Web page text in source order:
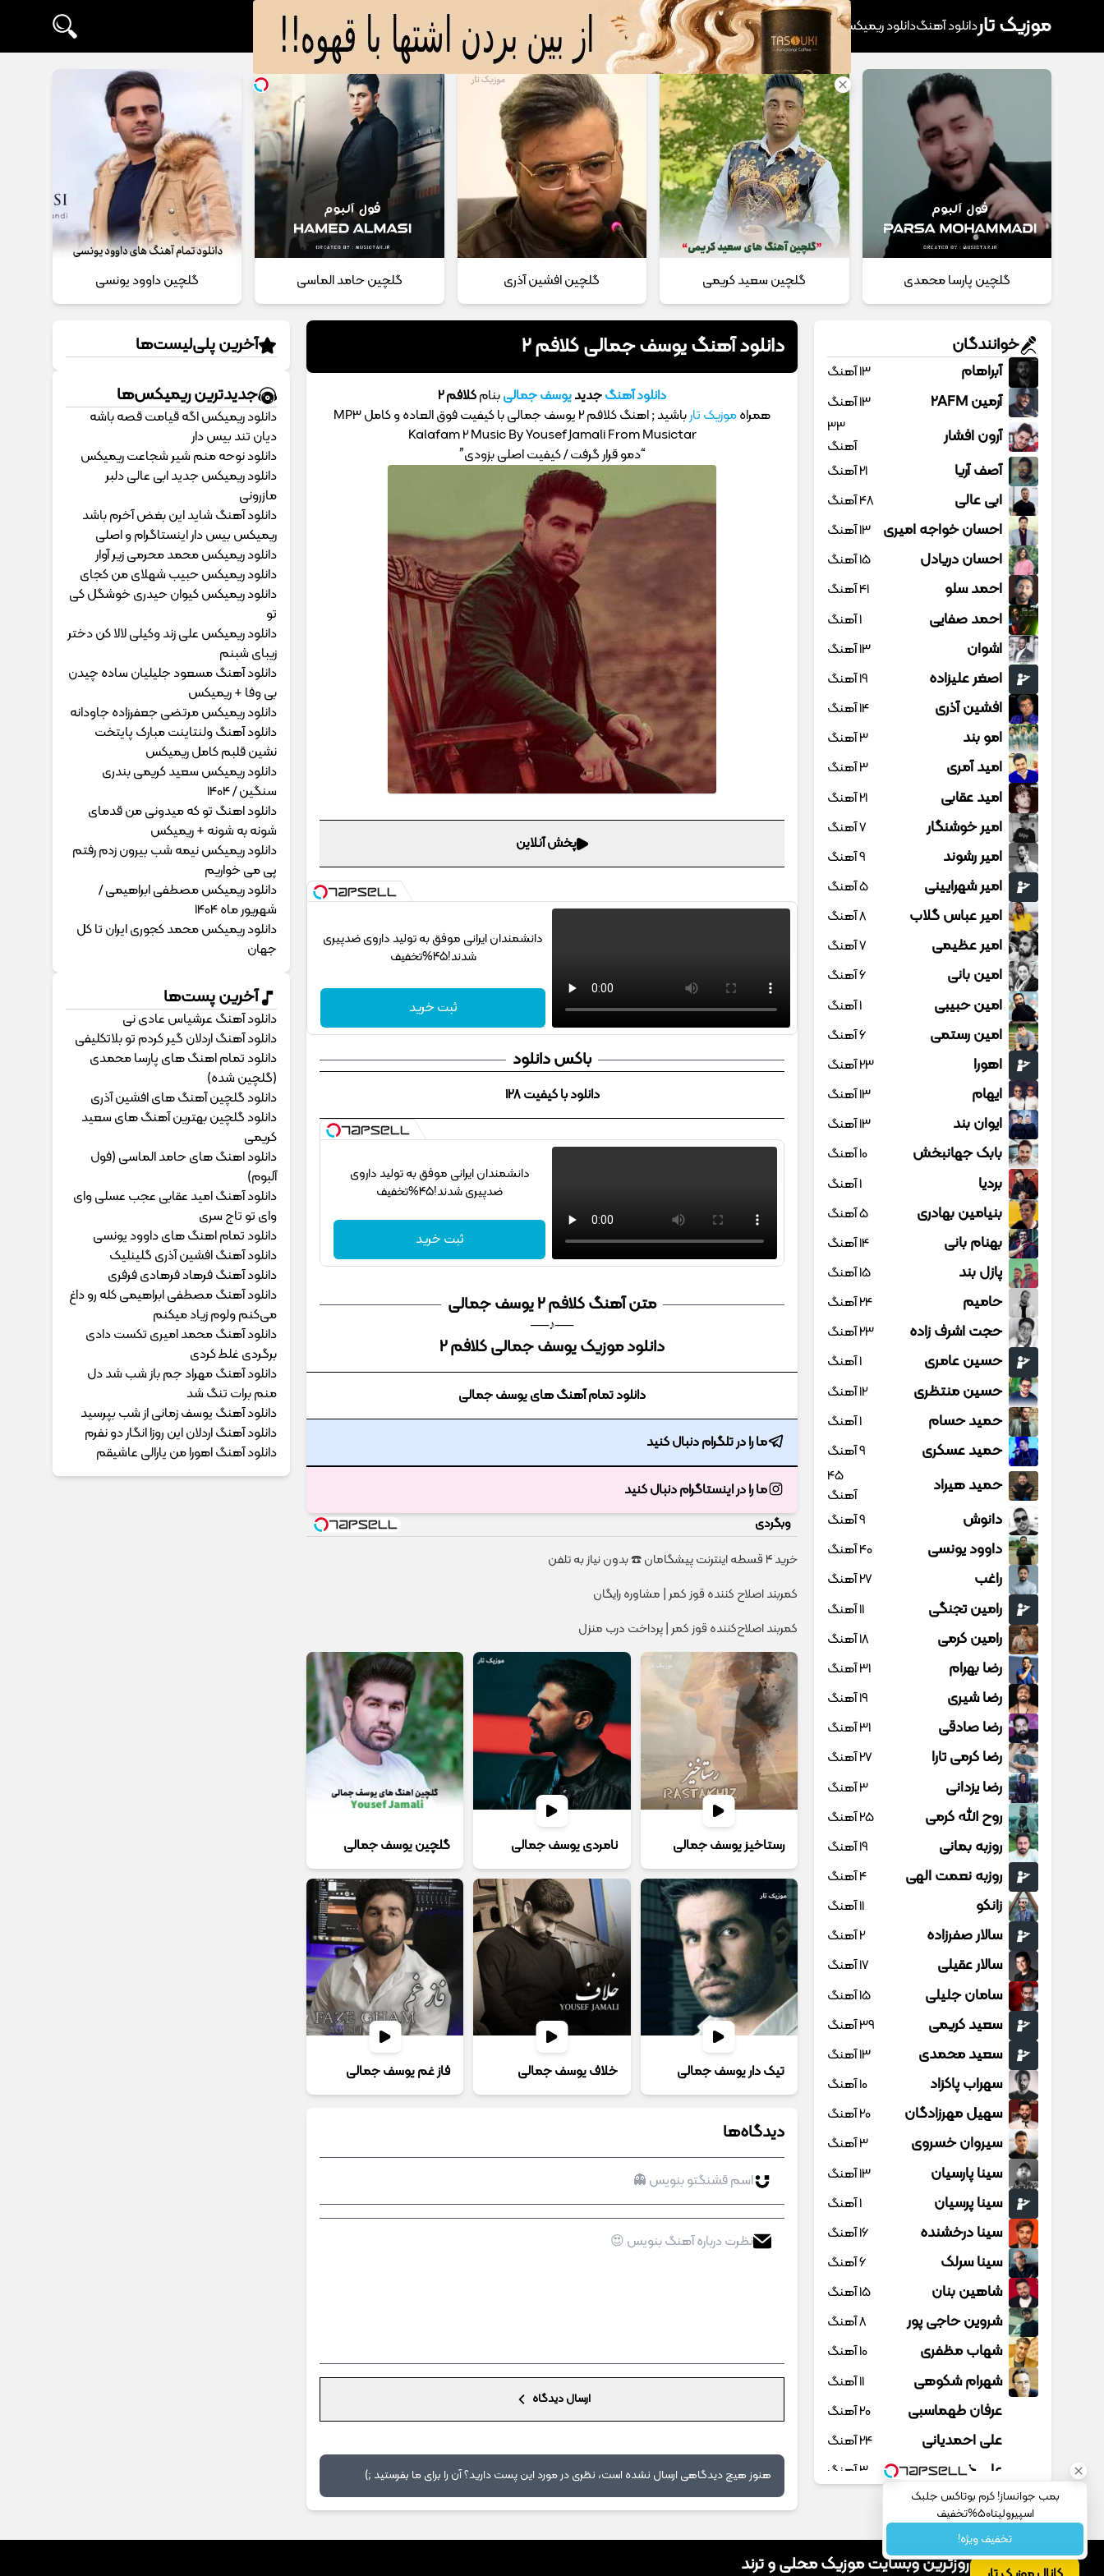
موزیک تاردانلود آهنگدانلود ریمیکسآهنگ پرطرفدار دانلود مداحیتماس با ما
گلچین پارسا محمدی گلچین سعید کریمی گلچین افشین آذری گلچین حامد الماسی گلچین داوود یونسی
دانلود آهنگ یوسف جمالی کلافم 2
دانلود آهنگجدیدیوسف جمالیبنامکلافم 2
همراهموزیک تارباشید ; اهنگ کلافم 2 یوسف جمالی با کیفیت فوق العاده و کامل MP3
Kalafam 2 Music By Yousef Jamali From Musictar
“دمو قرار گرفت / کیفیت اصلی بزودی”
پخش آنلاین
دانشمندان ایرانی موفق به تولید داروی ضدپیری
شدند!45%تخفیف
ثبت خرید
باکس دانلود
دانلود با کیفیت 128
دانشمندان ایرانی موفق به تولید داروی
ضدپیری شدند!45%تخفیف
ثبت خرید
متن آهنگ کلافم 2 یوسف جمالی
──♪──
دانلود موزیک یوسف جمالی کلافم 2
دانلود تمام آهنگ های یوسف جمالی
ما را در تلگرام دنبال کنید
ما را در اینستاگرام دنبال کنید
وبگردی
خرید 4 قسطه اینترنت پیشگامان ☎️ بدون نیاز به تلفن
کمربند اصلاح کننده قوز کمر | مشاوره رایگان
کمربند اصلاح‌کننده قوز کمر | پرداخت درب منزل
رستاخیز یوسف جمالی نامردی یوسف جمالی گلچین یوسف جمالی
تیک دار یوسف جمالی خلاف یوسف جمالی فاز غم یوسف جمالی
دیدگاه‌ها
ارسال دیدگاه
هنوز هیچ دیدگاهی ارسال نشده است، نظری در مورد این پست دارید؟ آن را برای ما بفرستید ;)
خوانندگان
آبراهام 13 آهنگ
آرمین 2AFM 13 آهنگ
آرون افشار
33
آهنگ
آصف آریا 21 آهنگ
ابی عالی 48 آهنگ
احسان خواجه امیری 13 آهنگ
احسان دریادل 15 آهنگ
احمد سلو 41 آهنگ
احمد صفایی 1 آهنگ
اشوان 13 آهنگ
اصغر علیزاده 19 آهنگ
افشین آذری 14 آهنگ
امو بند 3 آهنگ
امید آمری 3 آهنگ
امید عقابی 21 آهنگ
امیر خوشنگار 7 آهنگ
امیر رشوند 9 آهنگ
امیر شهرایینی 5 آهنگ
امیر عباس گلاب 8 آهنگ
امیر عظیمی 7 آهنگ
امین بانی 6 آهنگ
امین حبیبی 1 آهنگ
امین رستمی 6 آهنگ
اهورا 23 آهنگ
ایهام 13 آهنگ
ایوان بند 13 آهنگ
بابک جهانبخش 10 آهنگ
بردیا 1 آهنگ
بنیامین بهادری 5 آهنگ
بهنام بانی 14 آهنگ
پازل بند 15 آهنگ
حامیم 24 آهنگ
حجت اشرف زاده 23 آهنگ
حسین عامری 1 آهنگ
حسین منتظری 12 آهنگ
حمید حسام 1 آهنگ
حمید عسکری 9 آهنگ
حمید هیراد
45
آهنگ
دانوش 9 آهنگ
داوود یونسی 40 آهنگ
راغب 27 آهنگ
رامین تجنگی 11 آهنگ
رامین کرمی 18 آهنگ
رضا بهرام 31 آهنگ
رضا شیری 19 آهنگ
رضا صادقی 31 آهنگ
رضا کرمی تارا 27 آهنگ
رضا یزدانی 3 آهنگ
روح الله کرمی 25 آهنگ
روزبه بمانی 19 آهنگ
روزبه نعمت الهی 4 آهنگ
زانکو 11 آهنگ
سالار صفرزاده 2 آهنگ
سالار عقیلی 17 آهنگ
سامان جلیلی 15 آهنگ
سعید کریمی 39 آهنگ
سعید محمدی 13 آهنگ
سهراب پاکزاد 10 آهنگ
سهیل مهرزادگان 20 آهنگ
سیروان خسروی 3 آهنگ
سینا پارسیان 13 آهنگ
سینا پرسیان 1 آهنگ
سینا درخشنده 16 آهنگ
سینا سرلک 6 آهنگ
شاهین بنان 15 آهنگ
شروین حاجی پور 8 آهنگ
شهاب مظفری 10 آهنگ
شهرام شکوهی 11 آهنگ
عرفان طهماسبی 20 آهنگ
علی احمدیانی 24 آهنگ
علی خدابنده 3 آهنگ
علی رمضانپور
علی زند وکیلی
علی عباسی 6 آهنگ
آخرین پلی‌لیست‌ها
جدیدترین ریمیکس‌ها
دانلود ریمیکس اگه قیامت قصه باشه
دیان تند بیس دار
دانلود نوحه منم شیر شجاعت ریمیکس
دانلود ریمیکس جدید ابی عالی دلبر
مازرونی
دانلود آهنگ شاید این بغض آخرم باشد
ریمیکس بیس دار اینستاگرام و اصلی
دانلود ریمیکس محمد محرمی زیر آوار
دانلود ریمیکس حبیب شهلای من کجای
دانلود ریمیکس کیوان حیدری خوشگل کی
تو
دانلود ریمیکس علی زند وکیلی لالا کن دختر
زیبای شبنم
دانلود آهنگ مسعود جلیلیان ساده چیدن
بی وفا + ریمیکس
دانلود ریمیکس مرتضی جعفرزاده جاودانه
دانلود آهنگ ولنتاینت مبارک پایتخت
نشین قلبم کامل ریمیکس
دانلود ریمیکس سعید کریمی بندری
سنگین / 1404
دانلود اهنگ تو که میدونی من قدمای
شونه به شونه + ریمیکس
دانلود ریمیکس نیمه شب بیرون زدم رفتم
پی می خواریم
دانلود ریمیکس مصطفی ابراهیمی /
شهریور ماه 1404
دانلود ریمیکس محمد کجوری ایران تا کل
جهان
آخرین پست‌ها
دانلود آهنگ عرشیاس عادی نی
دانلود آهنگ اردلان گیر کردم تو بلاتکلیفی
دانلود تمام اهنگ های پارسا محمدی
(گلچین شده)
دانلود گلچین آهنگ های افشین آذری
دانلود گلچین بهترین آهنگ های سعید
کریمی
دانلود اهنگ های حامد الماسی (فول
آلبوم)
دانلود آهنگ امید عقابی عجب عسلی وای
وای تو تاج سری
دانلود تمام اهنگ های داوود یونسی
دانلود آهنگ افشین آذری گلینلیک
دانلود آهنگ فرهاد فرهادی فرفری
دانلود آهنگ مصطفی ابراهیمی کله رو داغ
می‌کنم ولوم زیاد میکنم
دانلود آهنگ محمد امیری ﺗﻜﺴﺖ دادی
ﺑﺮﮔﺮدی ﻏﻠﻄ ﻛﺮدی
دانلود آهنگ مهراد جم ﺑﺎز ﺷﺐ ﺷﺪ دل
ﻣﻨﻢ ﺑﺮات ﺗﻨﮓ ﺷﺪ
دانلود آهنگ یوسف زمانی از شب بپرسید
دانلود آهنگ اردلان این روزا انگار دو نفرم
دانلود آهنگ اهورا من یارالی عاشیقم
موزیک تار؛ به‌روزترین وبسایت موزیک محلی و ترند
بمب جوانساز! کرم بوتاکس جلبک
اسپیرولینا50%تخفیف
تخفیف ویژه!